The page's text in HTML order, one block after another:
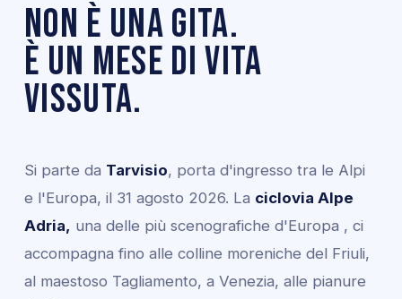
Non è una gita.
È un mese di vita
vissuta.
Si parte da Tarvisio, porta d'ingresso tra le Alpi
e l'Europa, il 31 agosto 2026. La ciclovia Alpe
Adria, una delle più scenografiche d'Europa , ci
accompagna fino alle colline moreniche del Friuli,
al maestoso Tagliamento, a Venezia, alle pianure